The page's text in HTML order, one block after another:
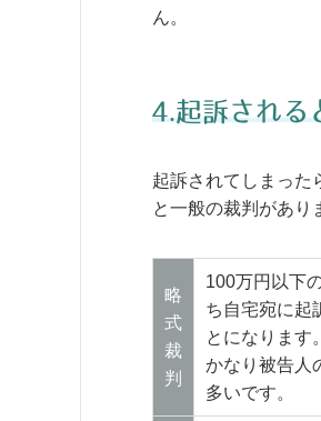
ん。
4.起訴される
起訴されてしまった
と一般の裁判があり
略
式
裁
判
100万円以下
ち自宅宛に起
とになります。
かなり被告人
多いです。